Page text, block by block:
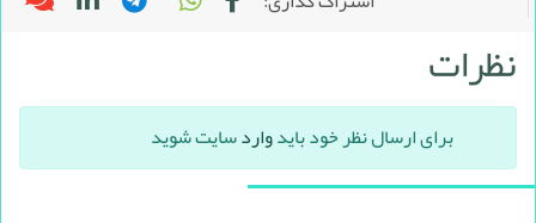
نظرات
برای ارسال نظر خود بایدواردسایت شوید